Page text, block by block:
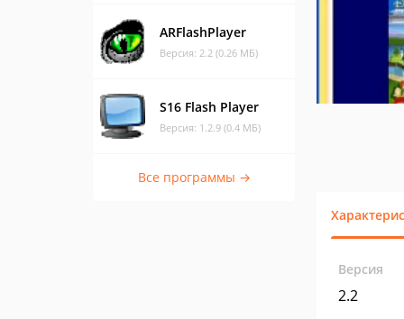
ARFlashPlayer
Версия: 2.2 (0.26 МБ)
S16 Flash Player
Версия: 1.2.9 (0.4 МБ)
Все программы →
Версия
2.2